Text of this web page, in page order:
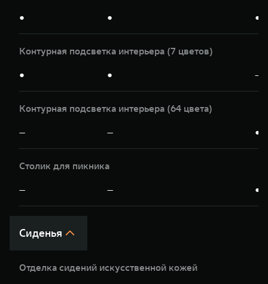
● ● ●
Контурная подсветка интерьера (7 цветов)
● ● —
Контурная подсветка интерьера (64 цвета)
— — ●
Столик для пикника
— — ●
Сиденья
Отделка сидений искусственной кожей